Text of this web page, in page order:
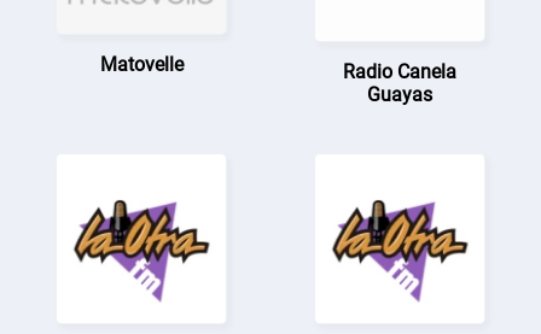
Matovelle
Radio Canela
Guayas